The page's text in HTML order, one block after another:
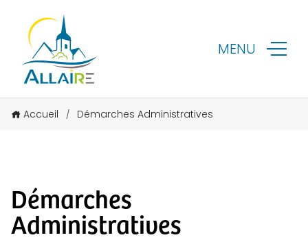
MENU
Accueil / Démarches Administratives
Démarches
Administratives